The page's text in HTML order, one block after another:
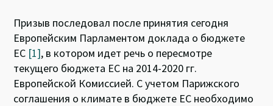
Призыв последовал после принятия сегодня
Европейским Парламентом доклада о бюджете
ЕС [1], в котором идет речь о пересмотре
текущего бюджета ЕС на 2014-2020 гг.
Европейской Комиссией. С учетом Парижского
соглашения о климате в бюджете ЕС необходимо